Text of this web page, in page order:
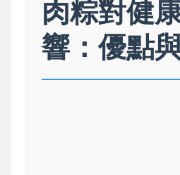
肉粽對健
響：優點